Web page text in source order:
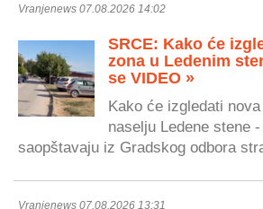
Vranjenews 07.08.2026 14:02
SRCE: Kako će
zona u Ledenim
se VIDEO »
Kako će izgledati
naselju Ledene stene
saopštavaju iz Gradskog odbora
Vranjenews 07.08.2026 13:31